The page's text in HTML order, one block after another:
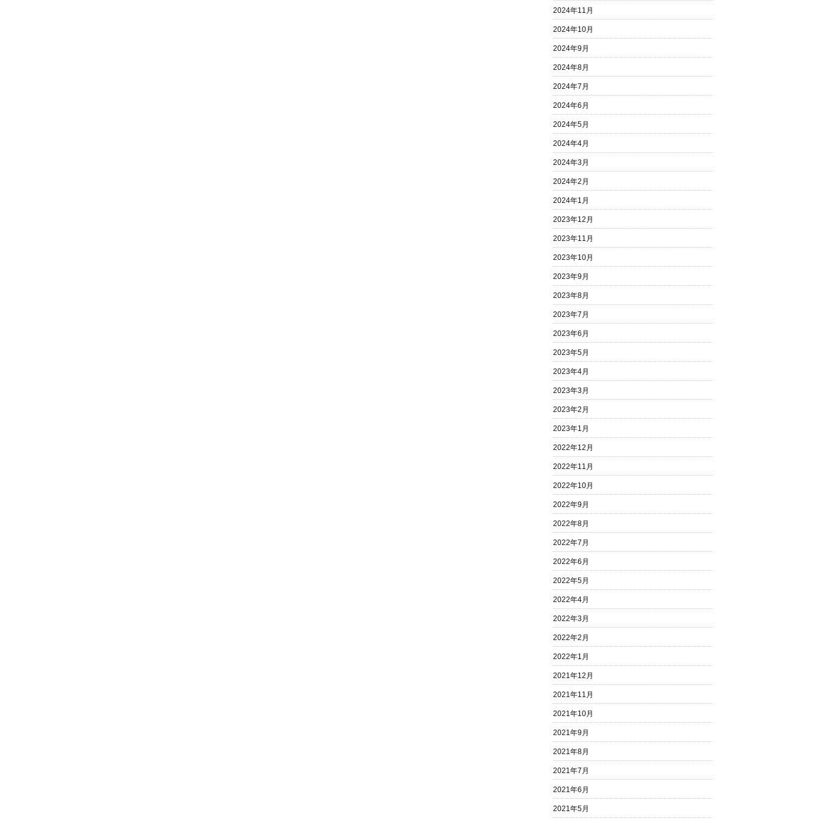
2024年11月
2024年10月
2024年9月
2024年8月
2024年7月
2024年6月
2024年5月
2024年4月
2024年3月
2024年2月
2024年1月
2023年12月
2023年11月
2023年10月
2023年9月
2023年8月
2023年7月
2023年6月
2023年5月
2023年4月
2023年3月
2023年2月
2023年1月
2022年12月
2022年11月
2022年10月
2022年9月
2022年8月
2022年7月
2022年6月
2022年5月
2022年4月
2022年3月
2022年2月
2022年1月
2021年12月
2021年11月
2021年10月
2021年9月
2021年8月
2021年7月
2021年6月
2021年5月